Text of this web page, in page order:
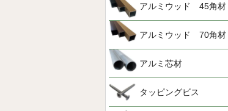
アルミウッド 45角材
アルミウッド 70角材
アルミ芯材
タッピングビス